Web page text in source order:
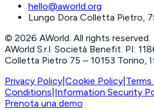
hello@aworld.org
Lungo Dora Colletta Pietro,
© 2026 AWorld. All rights reserved.
AWorld S.r.l. Società Benefit. PI:
Colletta Pietro 75 – 10153 Torino,
Privacy Policy Cookie Policy Terms
Conditions Information Security
Prenota una demo